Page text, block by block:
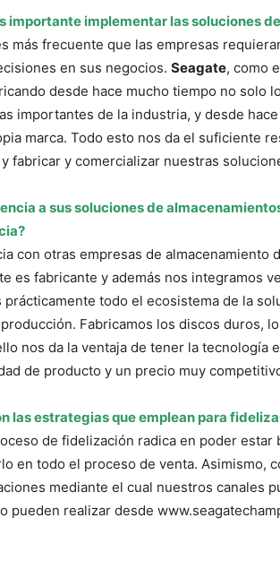
importante implementar las soluciones
más frecuente que las empresas
en sus negocios. Seagate, como
desde hace mucho tiempo no solo
importantes de la industria, y desde
marca. Todo esto nos da el suficiente
fabricar y comercializar nuestras
a sus soluciones de
con otras empresas de almacenamiento
es fabricante y además nos integramos
prácticamente todo el ecosistema de la
Fabricamos los discos duros,
nos da la ventaja de tener la tecnología
de producto y un precio muy
las estrategias que emplean para
de fidelización radica en poder estar
en todo el proceso de venta. Asimismo,
mediante el cual nuestros canales
pueden realizar desde